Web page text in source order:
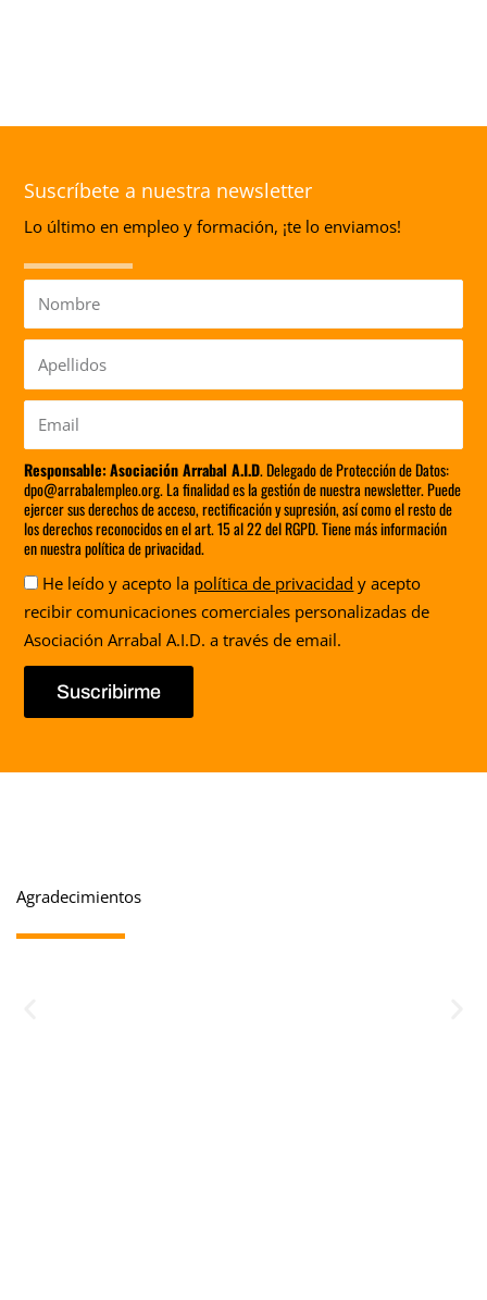
Suscríbete a nuestra newsletter
Lo último en empleo y formación, ¡te lo enviamos!
Nombre
Apellidos
Responsable: Asociación Arrabal A.I.D. Delegado de Protección de Datos:
dpo@arrabalempleo.org. La finalidad es la gestión de nuestra newsletter. Puede
ejercer sus derechos de acceso, rectificación y supresión, así como el resto de
los derechos reconocidos en el art. 15 al 22 del RGPD. Tiene más información
en nuestra política de privacidad.
Aceptación
He leído y acepto la política de privacidad y acepto
recibir comunicaciones comerciales personalizadas de
Asociación Arrabal A.I.D. a través de email.
Suscribirme
Agradecimientos